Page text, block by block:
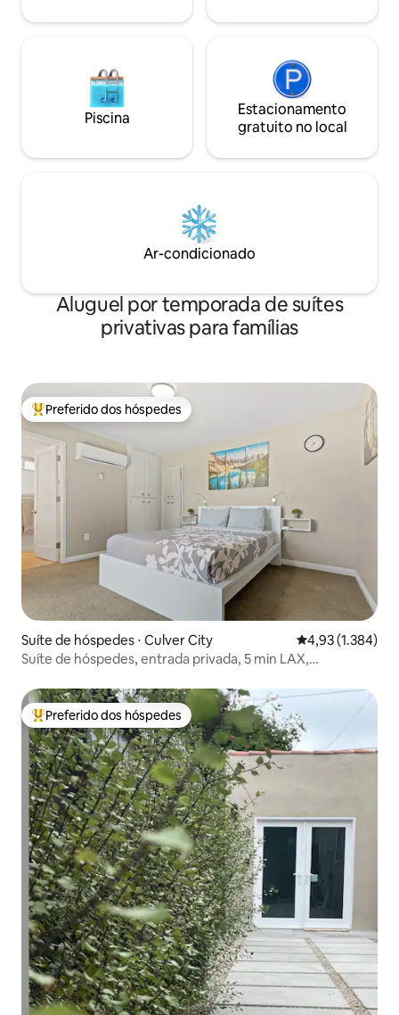
Piscina
Estacionamento
gratuito no local
Ar-condicionado
Aluguel por temporada de suítes
privativas para famílias
Entre os melhores preferidos dos hóspedes
Preferido dos hóspedes
Suíte de hóspedes ⋅ Culver City 4,93 de uma
4,93 (1.384)
Suíte de hóspedes, entrada privada, 5 min LAX,
Entre os melhores preferidos dos hóspedes
Preferido dos hóspedes